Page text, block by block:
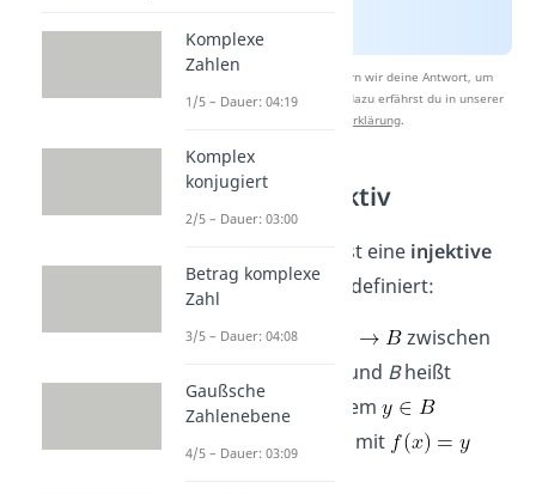
Nach Beantwortung speichern wir deine Antwort, um
Studyflix zu verbessern. Mehr dazu erfährst du in unserer
Datenschutzerklärung.
Definition Injektiv
Konkret formuliert ist eine injektive
Abbildungwie folgt definiert:
Eine Abbildung
zwischen
und Bheißt
injektiv, wenn zu jedem
höchstens ein
mit
Komplexe
Zahlen
1/5 – Dauer: 04:19
Komplex
konjugiert
2/5 – Dauer: 03:00
Betrag komplexe
Zahl
3/5 – Dauer: 04:08
Gaußsche
Zahlenebene
4/5 – Dauer: 03:09